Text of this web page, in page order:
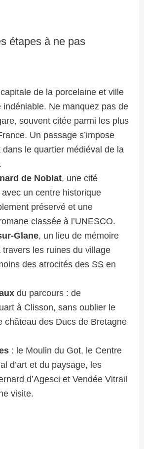
étapes à ne pas
de la porcelaine et ville
indéniable. Ne manquez pas de
souvent citée parmi les plus
Un passage s’impose
dans le quartier médiéval de la
de Noblat, une cité
un centre historique
préservé et une
classée à l’UNESCO.
Glane, un lieu de mémoire
travers les ruines du village
des atrocités des SS en
du parcours : de
à Clisson, sans oublier le
château des Ducs de Bretagne
: le Moulin du Got, le Centre
d’art et du paysage, les
d’Agesci et Vendée Vitrail
visite.